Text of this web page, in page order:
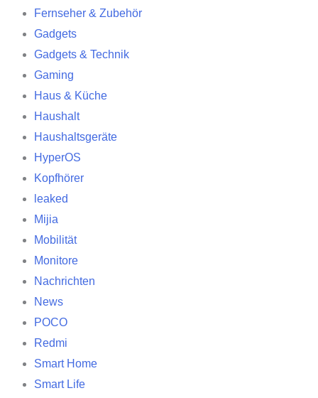
Fernseher & Zubehör
Gadgets
Gadgets & Technik
Gaming
Haus & Küche
Haushalt
Haushaltsgeräte
HyperOS
Kopfhörer
leaked
Mijia
Mobilität
Monitore
Nachrichten
News
POCO
Redmi
Smart Home
Smart Life